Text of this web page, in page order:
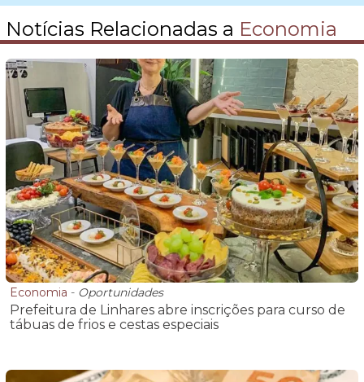
Notícias Relacionadas a Economia
Economia - Oportunidades
Prefeitura de Linhares abre inscrições para curso de
tábuas de frios e cestas especiais